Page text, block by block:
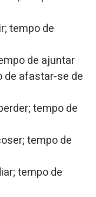
tempo de
de ajuntar
de afastar-se de
tempo de
tempo de
tempo de